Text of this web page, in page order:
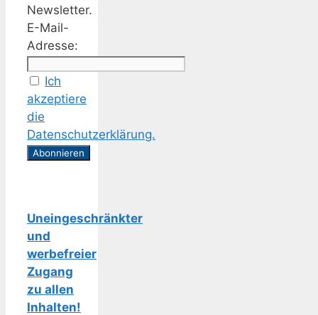
Newsletter.
E-Mail-
Adresse:
Ich
akzeptiere
die
Datenschutzerklärung.
Uneingeschränkter
und
werbefreier
Zugang
zu allen
Inhalten!